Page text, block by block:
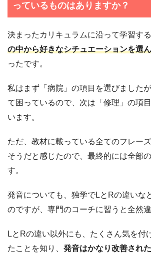
っているものはありますか？
決まったカリキュラムに沿って学習する
の中から好きなシチュエーションを選
ったです。
私はまず「病院」の項目を選びました
て困っているので、次は「修理」の項
います。
ただ、教材に載っている全てのフレー
そうだと感じたので、最終的には全部
す。
発音についても、独学でLとRの違いな
のですが、専門のコーチに習うと全然違
LとRの違い以外にも、たくさん気を付
たことを知り、 発音はかなり改善された